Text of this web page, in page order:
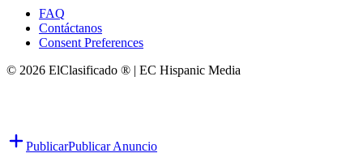
FAQ
Contáctanos
Consent Preferences
© 2026 ElClasificado ® | EC Hispanic Media
PublicarPublicar Anuncio